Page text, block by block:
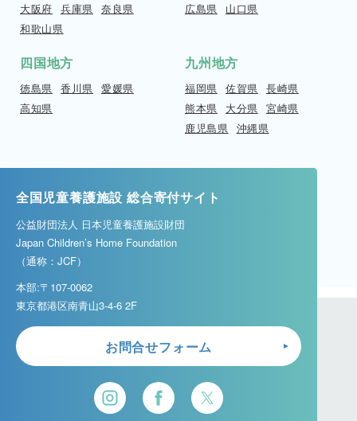
大阪府 兵庫県 奈良県
和歌山県
広島県
山口県
四国地方
徳島県 香川県 愛媛県
高知県
九州地方
福岡県 佐賀県 長崎県
熊本県
大分県 宮崎県
鹿児島県 沖縄県
全国児童養護施設 総合寄付サイト
公益財団法人 日本児童養護施設財団
Japan Children’s Home Foundation
（通称：JCF）
本部:〒107-0062
東京都港区南青山3-4-6 2F
お問合せフォーム